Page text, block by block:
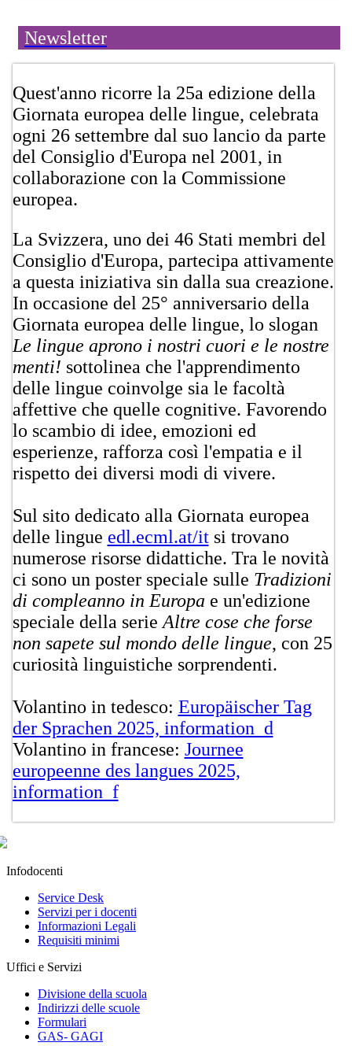
Newsletter
​​Quest'anno ricorre la 25a edizione della
Giornata europea delle lingue, celebrata
ogni 26 settembre dal suo lancio da parte
del Consiglio d'Europa nel 2001, in
collaborazione con la Commissione
europea.
La Svizzera, uno dei 46 Stati membri del
Consiglio d'Europa, partecipa attivamente
a questa iniziativa sin dalla sua creazione.
In occasione del 25° anniversario della
Giornata europea delle lingue, lo slogan
Le lingue aprono i nostri cuori e le nostre
menti! sottolinea che l'apprendimento
delle lingue coinvolge sia le facoltà
affettive che quelle cognitive. Favorendo
lo scambio di idee, emozioni ed
esperienze, rafforza così l'empatia e il
rispetto dei diversi modi di vivere.
Sul sito dedicato alla Giornata europea
delle lingue edl.ecml.at/itsi trovano
numerose risorse didattiche. Tra le novità
ci sono un poster speciale sulle Tradizioni
di compleanno in Europa e un'edizione
speciale della serie Altre cose che forse
non sapete sul mondo delle lingue, con 25
curiosità linguistiche sorprendenti.
Volantino in tedesco: Europäischer Tag
der Sprachen 2025, information_d
Volantino in francese: Journee
europeenne des langues 2025,
information_f
Infodocenti
Service Desk
Servizi per i docenti
Informazioni Legali
Requisiti minimi
Uffici e Servizi
Divisione della scuola
Indirizzi delle scuole
Formulari
GAS- GAGI